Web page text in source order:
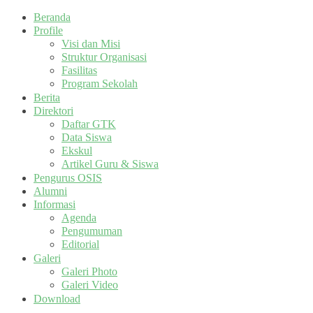
Beranda
Profile
Visi dan Misi
Struktur Organisasi
Fasilitas
Program Sekolah
Berita
Direktori
Daftar GTK
Data Siswa
Ekskul
Artikel Guru & Siswa
Pengurus OSIS
Alumni
Informasi
Agenda
Pengumuman
Editorial
Galeri
Galeri Photo
Galeri Video
Download